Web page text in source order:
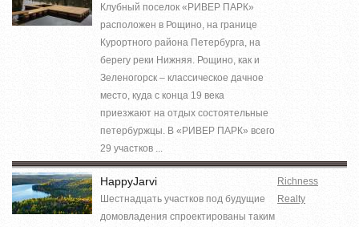
Клубный поселок «РИВЕР ПАРК»
расположен в Рощино, на границе
Курортного района Петербурга, на
берегу реки Нижняя. Рощино, как и
Зеленогорск – классическое дачное
место, куда с конца 19 века
приезжают на отдых состоятельные
петербуржцы. В «РИВЕР ПАРК» всего
29 участков ...
HappyJarvi
Шестнадцать участков под будущие
домовладения спроектированы таким
Richness
Realty